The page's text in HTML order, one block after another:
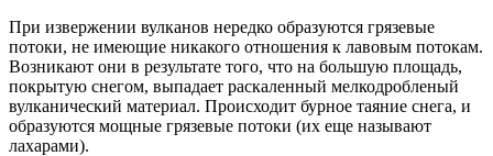
При извержении вулканов нередко образуются грязевые
потоки, не имеющие никакого отношения к лавовым потокам.
Возникают они в результате того, что на большую площадь,
покрытую снегом, выпадает раскаленный мелкодробленый
вулканический материал. Происходит бурное таяние снега, и
образуются мощные грязевые потоки (их еще называют
лахарами).